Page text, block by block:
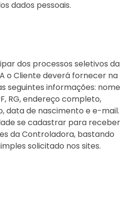
dados pessoais.
dos processos seletivos da
o Cliente deverá fornecer na
seguintes informações: nome
RG, endereço completo,
data de nascimento e e-mail.
se cadastrar para receber
da Controladora, bastando
solicitado nos sites.